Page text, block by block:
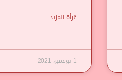
قرأة المزيد
1 نوفمبر، 2021